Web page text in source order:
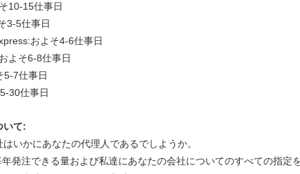
10-15仕事日
3-5仕事日
およそ4-6仕事日
よそ6-8仕事日
5-7仕事日
30仕事日
いて:
いかにあなたの代理人であるでしようか。
発注できる量および私達にあなたの会社についてのすべての指定